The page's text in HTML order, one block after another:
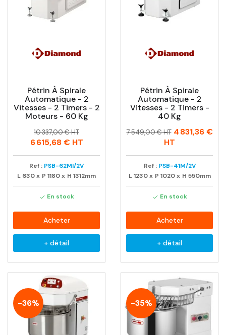
Pétrin À Spirale
Automatique - 2
Vitesses - 2 Timers - 2
Moteurs - 60 Kg
Prix
Prix
habituel
10 337,00 € HT
6 615,68 €HT
Ref : PSB-62MI/2V
L 630x P 1180x H 1312mm
 En stock
Acheter
+ détail
Pétrin À Spirale
Automatique - 2
Vitesses - 2 Timers -
40 Kg
Prix
Prix
7 549,00 € HT 4 831,36 €
HT
Ref : PSB-41M/2V
L 1230 x P 1020 x H 550mm
 En stock
Acheter
+ détail
-36% -35%